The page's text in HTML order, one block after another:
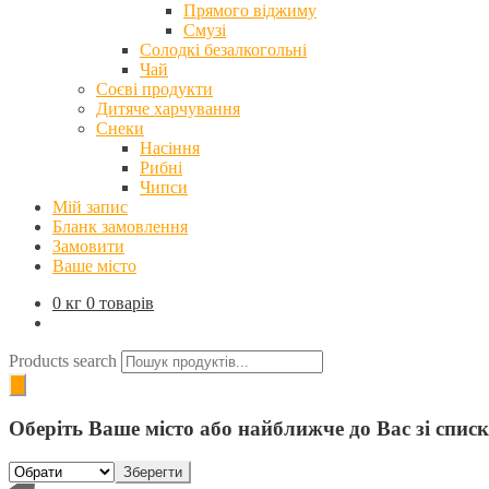
Прямого віджиму
Смузі
Солодкі безалкогольні
Чай
Соєві продукти
Дитяче харчування
Снеки
Насіння
Рибні
Чипси
Мій запис
Бланк замовлення
Замовити
Ваше місто
0 кг 0 товарів
Products search
Оберіть Ваше місто або найближче до Вас зі
Зберегти